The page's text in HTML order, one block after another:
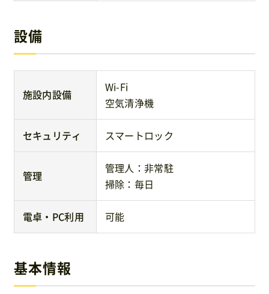
設備
施設内設備
Wi-Fi
空気清浄機
セキュリティ スマートロック
管理
管理人：非常駐
掃除：毎日
電卓・PC利用 可能
基本情報